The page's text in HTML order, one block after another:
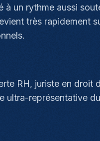
un rythme aussi
très rapidement
RH, juriste en droit
ultra-représentative